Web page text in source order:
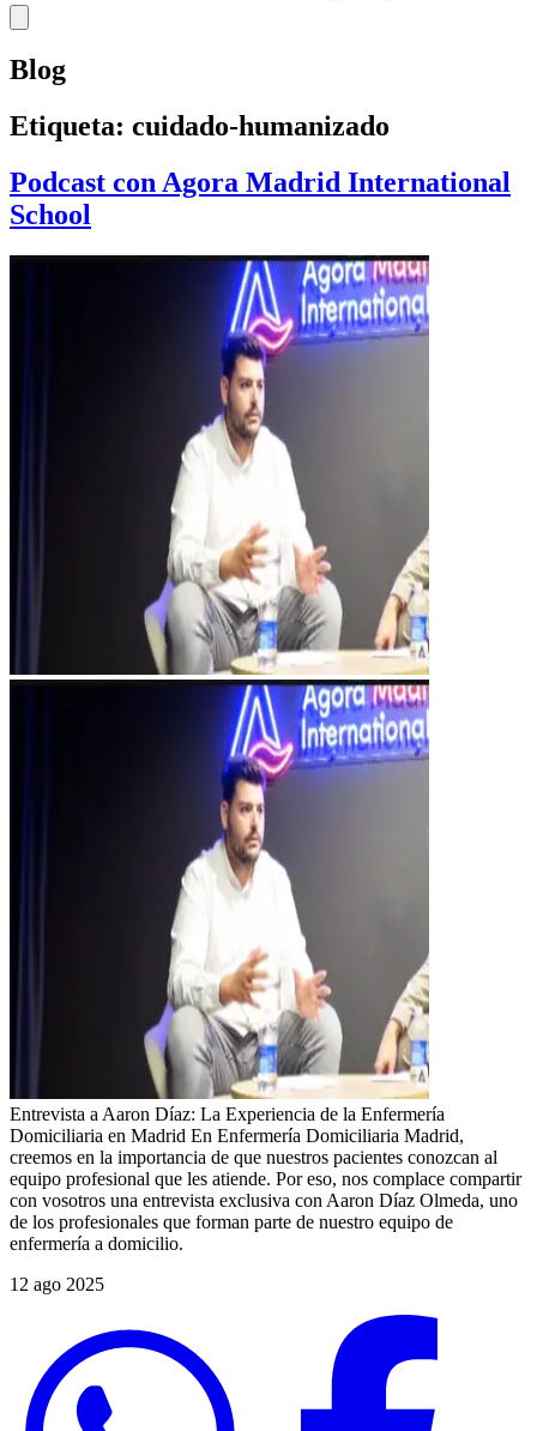
Blog
Etiqueta: cuidado-humanizado
Podcast con Agora Madrid International
School
Entrevista a Aaron Díaz: La Experiencia de la Enfermería
Domiciliaria en Madrid En Enfermería Domiciliaria Madrid,
creemos en la importancia de que nuestros pacientes conozcan al
equipo profesional que les atiende. Por eso, nos complace compartir
con vosotros una entrevista exclusiva con Aaron Díaz Olmeda, uno
de los profesionales que forman parte de nuestro equipo de
enfermería a domicilio.
12 ago 2025